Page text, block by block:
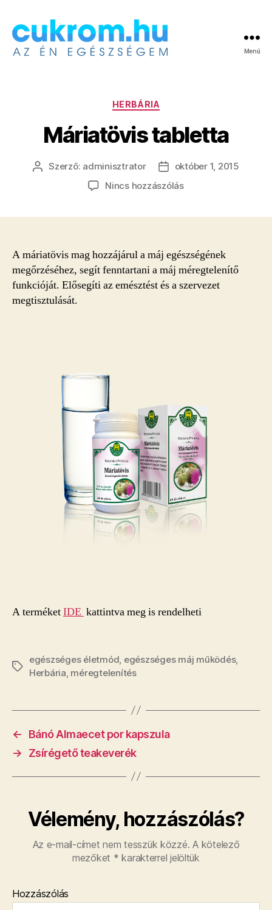
Menü
Kategóriák
HERBÁRIA
Máriatövis tabletta
Bejegyzés
Szerző: adminisztrator
Bejegyzés
dátuma
október 1, 2015
Nincs hozzászólása(z)
A máriatövis mag hozzájárul a máj egészségének
megőrzéséhez, segít fenntartani a máj méregtelenítő
funkcióját. Elősegíti az emésztést és a szervezet
megtisztulását.
A terméketIDE kattintva meg is rendelheti
Címkék
egészséges életmód egészséges máj működés,
Herbária méregtelenítés
←
Bánó Almaecet por kapszula
→
Zsírégető teakeverék
Vélemény, hozzászólás?
Az e-mail-címet nem tesszük közzé. A kötelező
mezőket * karakterrel jelöltük
Hozzászólás